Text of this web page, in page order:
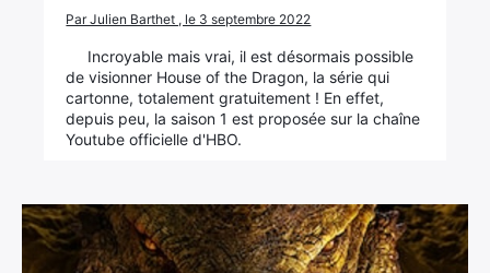
Par Julien Barthet , le 3 septembre 2022
Incroyable mais vrai, il est désormais possible
de visionner House of the Dragon, la série qui
cartonne, totalement gratuitement ! En effet,
depuis peu, la saison 1 est proposée sur la chaîne
Youtube officielle d'HBO.